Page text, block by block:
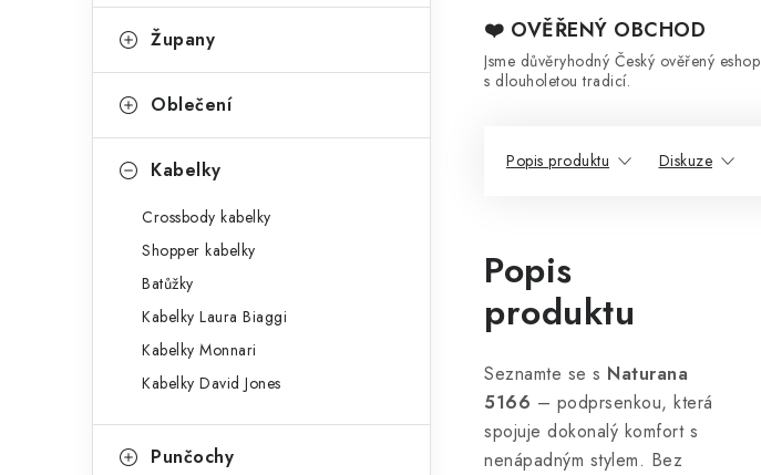
Župany
Oblečení
Kabelky
Crossbody kabelky
Shopper kabelky
Batůžky
Kabelky Laura Biaggi
Kabelky Monnari
Kabelky David Jones
Punčochy
❤️ OVĚŘENÝ OBCHOD
Jsme důvěryhodný Český ověřený eshop
s dlouholetou tradicí.
Popis produktu Diskuze
Popis
produktu
Seznamte se s Naturana
5166 – podprsenkou, která
spojuje dokonalý komfort s
nenápadným stylem. Bez